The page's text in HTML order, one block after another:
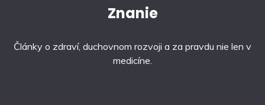
Znanie
Články o zdraví, duchovnom rozvoji a za pravdu nie len v
medicíne.